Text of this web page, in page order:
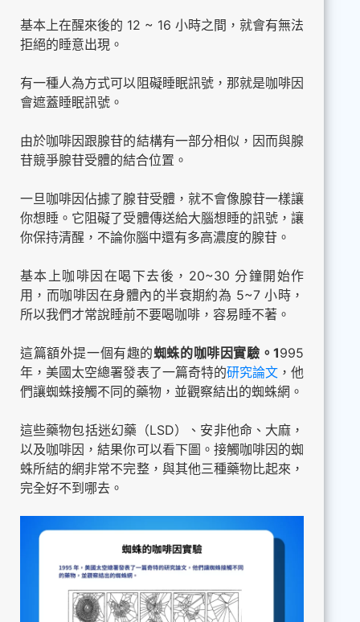
基本上在醒來後的 12 ~ 16 小時之間，就會有無法
拒絕的睡意出現。
有一種人為方式可以阻礙睡眠訊號，那就是咖啡因
會遮蓋睡眠訊號。
由於咖啡因跟腺苷的結構有一部分相似，因而與腺
苷競爭腺苷受體的結合位置。
一旦咖啡因佔據了腺苷受體，就不會像腺苷一樣讓
你想睡。它阻礙了受體傳送給大腦想睡的訊號，讓
你保持清醒，不論你腦中還有多高濃度的腺苷。
基本上咖啡因在喝下去後，20~30 分鐘開始作
用，而咖啡因在身體內的半衰期約為 5~7 小時，
所以我們才常說睡前不要喝咖啡，容易睡不著。
這篇額外提一個有趣的蜘蛛的咖啡因實驗。1995
年，美國太空總署發表了一篇奇特的研究論文 ，他
們讓蜘蛛接觸不同的藥物，並觀察結出的蜘蛛網。
這些藥物包括迷幻藥（LSD）、安非他命、大麻，
以及咖啡因，結果你可以看下圖。接觸咖啡因的蜘
蛛所結的網非常不完整，與其他三種藥物比起來，
完全好不到哪去。